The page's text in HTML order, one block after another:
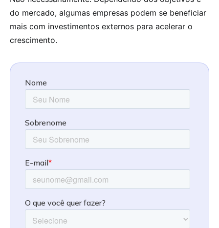
do mercado, algumas empresas podem se beneficiar
mais com investimentos externos para acelerar o
crescimento.